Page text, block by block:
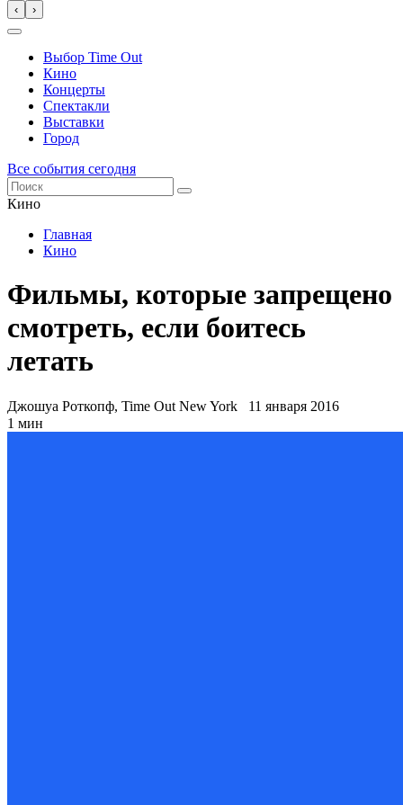
‹ ›
Выбор Time Out
Кино
Концерты
Спектакли
Выставки
Город
Все события сегодня
Кино
Главная
Кино
Фильмы, которые запрещено
смотреть, если боитесь
летать
Джошуа Роткопф, Time Out New York
11 января 2016
1 мин